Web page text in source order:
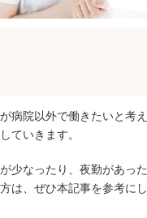
病院以外で働きたいと考
ていきます。
少なったり、夜勤があっ
は、ぜひ本記事を参考にし